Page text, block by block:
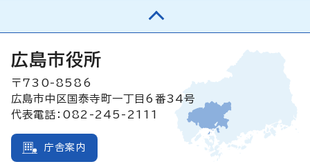
広島市役所
〒730-8586
広島市中区国泰寺町一丁目6番34号
代表電話：082-245-2111
庁舎案内